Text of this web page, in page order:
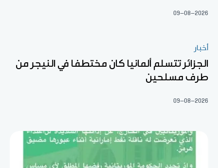
09-08-2026
أخبار
الجزائر تتسلم ألمانيا كان مختطفا في النيجر من
طرف مسلحين
09-08-2026